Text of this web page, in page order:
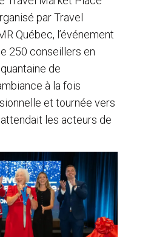
par Travel
Québec, l’événement
250 conseillers en
de
à la fois
et tournée vers
attendait les acteurs de